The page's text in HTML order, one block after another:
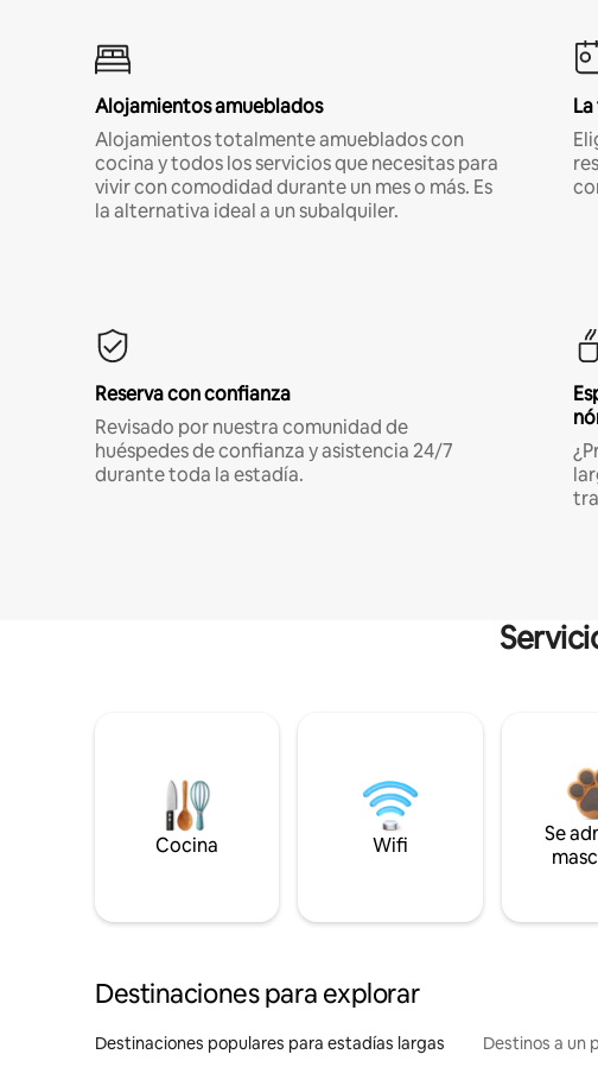
Alojamientos amueblados
Alojamientos totalmente amueblados con
cocina y todos los servicios que necesitas para
vivir con comodidad durante un mes o más. Es
la alternativa ideal a un subalquiler.
Reserva con confianza
Revisado por nuestra comunidad de
huéspedes de confianza y asistencia 24/7
durante toda la estadía.
Cocina Wifi
Se
Destinaciones para explorar
Destinaciones populares para estadías largas Destinos a un